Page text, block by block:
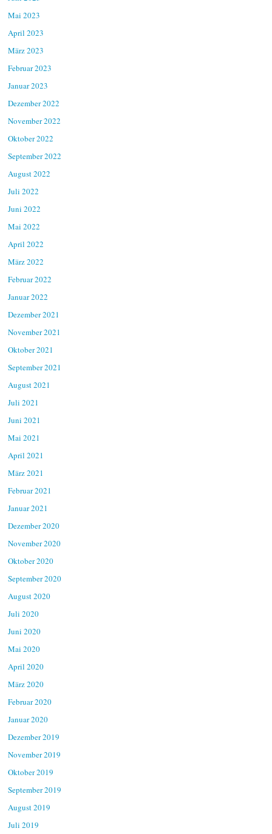
Mai 2023
April 2023
März 2023
Februar 2023
Januar 2023
Dezember 2022
November 2022
Oktober 2022
September 2022
August 2022
Juli 2022
Juni 2022
Mai 2022
April 2022
März 2022
Februar 2022
Januar 2022
Dezember 2021
November 2021
Oktober 2021
September 2021
August 2021
Juli 2021
Juni 2021
Mai 2021
April 2021
März 2021
Februar 2021
Januar 2021
Dezember 2020
November 2020
Oktober 2020
September 2020
August 2020
Juli 2020
Juni 2020
Mai 2020
April 2020
März 2020
Februar 2020
Januar 2020
Dezember 2019
November 2019
Oktober 2019
September 2019
August 2019
Juli 2019